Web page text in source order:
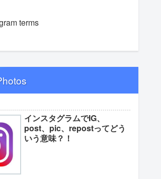
terms
インスタグラムでIG、
post、pic、repostってどう
いう意味？！